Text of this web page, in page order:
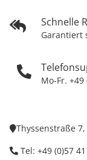
Schnelle
Garantiert
Mo-Fr. +49
Thyssenstraße
Tel: +49 (0)57